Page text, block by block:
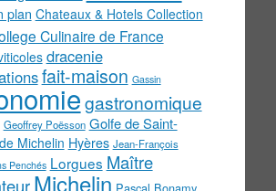
plan Chateaux & Hotels Collection
Culinaire de France
dracenie
fait-maison Gassin
gastronomique
Geoffrey Poësson Golfe de Saint-
Michelin Hyères Jean-François
Penchés Lorgues Maître
Michelin